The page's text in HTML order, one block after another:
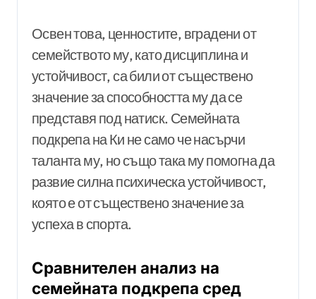
Освен това, ценностите, вградени от
семейството му, като дисциплина и
устойчивост, са били от съществено
значение за способността му да се
представя под натиск. Семейната
подкрепа на Ки не само че насърчи
таланта му, но също така му помогна да
развие силна психическа устойчивост,
която е от съществено значение за
успеха в спорта.
Сравнителен анализ на
семейната подкрепа сред